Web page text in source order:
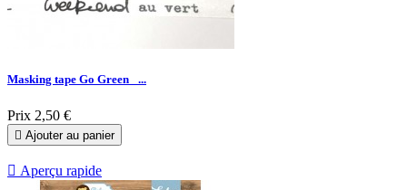
Masking tape Go Green _...
Prix 2,50 €
 Ajouter au panier
 Aperçu rapide